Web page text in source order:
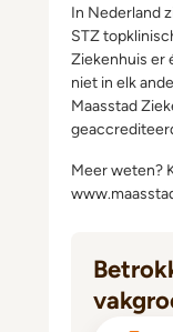
In Nederland
STZ
Ziekenhuis er
niet in elk
Maasstad
Meer weten?